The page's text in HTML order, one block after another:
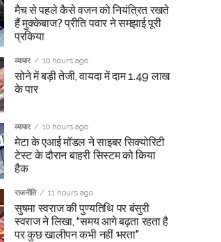
मैच से पहले कैसे वजन को नियंत्रित रखते
हैं मुक्केबाज? प्रीति पवार ने समझाई पूरी
प्रकिया
व्यापार 10 hours ago
सोने में बड़ी तेजी, वायदा में दाम 1.49 लाख
के पार
व्यापार 10 hours ago
मेटा के एआई मॉडल ने साइबर सिक्योरिटी
टेस्ट के दौरान बाहरी सिस्टम को किया
हैक
राजनीति 11 hours ago
सुषमा स्वराज की पुण्यतिथि पर बंसुरी
स्वराज ने लिखा, “समय आगे बढ़ता रहता है
पर कुछ खालीपन कभी नहीं भरता”